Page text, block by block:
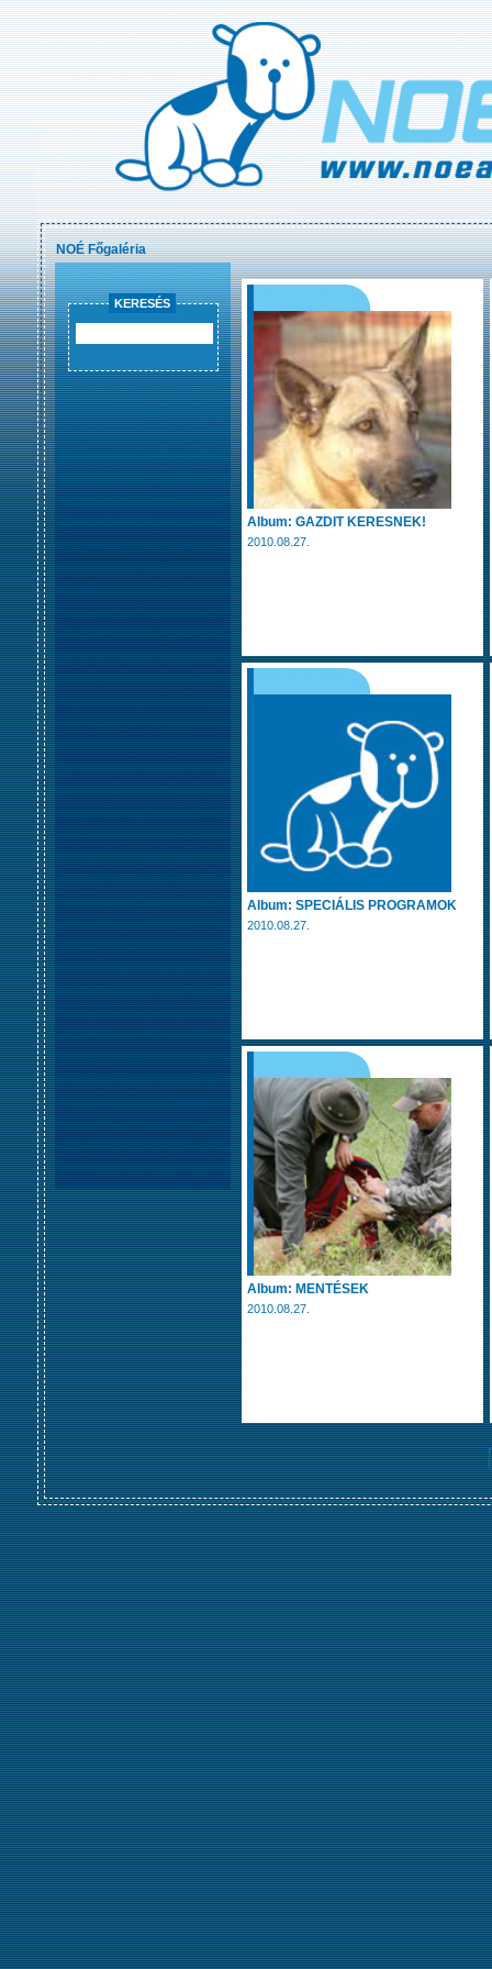
NOÉ Főgaléria
KERESÉS
Album: GAZDIT KERESNEK!
2010.08.27.
Album: SPECIÁLIS PROGRAMOK
2010.08.27.
Album: MENTÉSEK
2010.08.27.